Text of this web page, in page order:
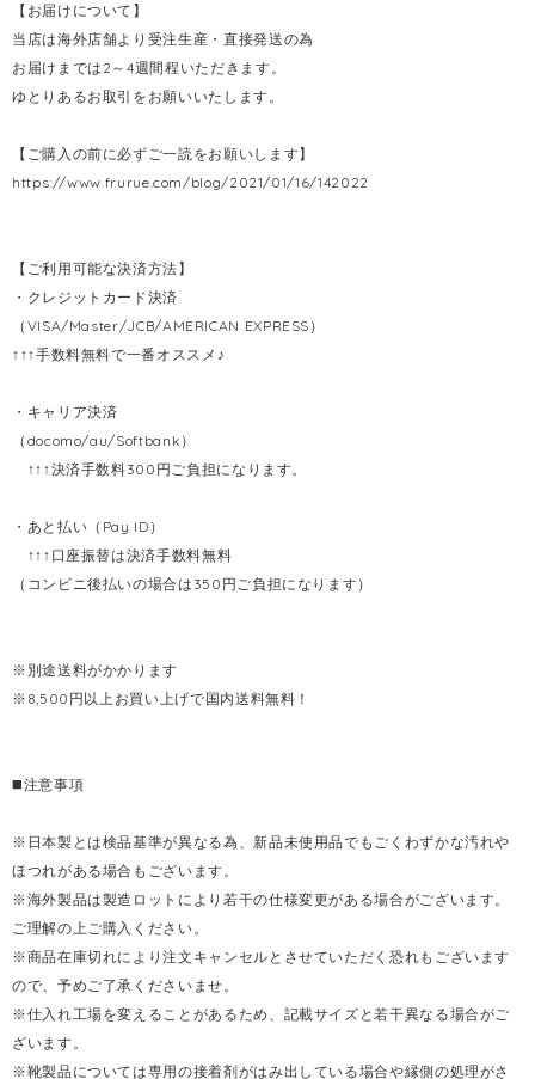
【お届けについて】
当店は海外店舗より受注生産・直接発送の為
お届けまでは2～4週間程いただきます。
ゆとりあるお取引をお願いいたします。
【ご購入の前に必ずご一読をお願いします】
https://www.frurue.com/blog/2021/01/16/142022
【ご利用可能な決済方法】
・クレジットカード決済
（VISA/Master/JCB/AMERICAN EXPRESS）
↑↑↑手数料無料で一番オススメ♪
・キャリア決済
（docomo/au/Softbank）
↑↑↑決済手数料300円ご負担になります。
・あと払い（Pay ID）
↑↑↑口座振替は決済手数料無料
（コンビニ後払いの場合は350円ご負担になります）
※別途送料がかかります
※8,500円以上お買い上げで国内送料無料！
◼️注意事項
※日本製とは検品基準が異なる為、新品未使用品でもごくわずかな汚れや
ほつれがある場合もございます。
※海外製品は製造ロットにより若干の仕様変更がある場合がございます。
ご理解の上ご購入ください。
※商品在庫切れにより注文キャンセルとさせていただく恐れもございます
ので、予めご了承くださいませ。
※仕入れ工場を変えることがあるため、記載サイズと若干異なる場合がご
ざいます。
※靴製品については専用の接着剤がはみ出している場合や縁側の処理がさ